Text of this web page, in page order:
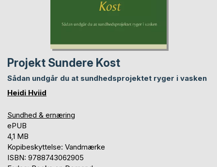
Projekt Sundere Kost
Sådan undgår du at sundhedsprojektet ryger i vasken
Heidi Hviid
Sundhed & ernæring
ePUB
4,1 MB
Kopibeskyttelse: Vandmærke
ISBN: 9788743062905